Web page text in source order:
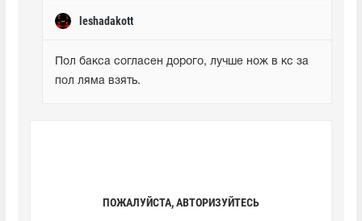
leshadakott
Пол бакса согласен дорого, лучше нож в кс за
пол ляма взять.
ПОЖАЛУЙСТА, АВТОРИЗУЙТЕСЬ